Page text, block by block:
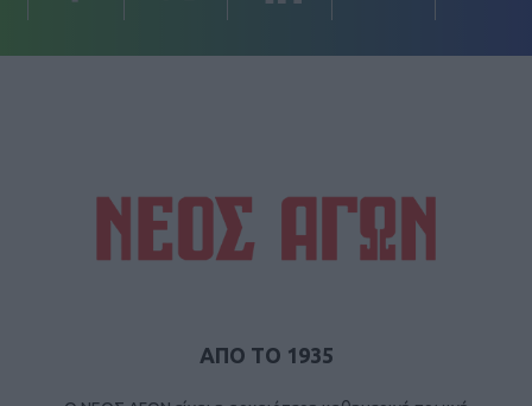
ΑΠΟ ΤΟ 1935